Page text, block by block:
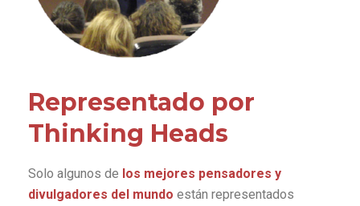
Representado por
Thinking Heads
Solo algunos de los mejores pensadores y
divulgadores del mundo están representados